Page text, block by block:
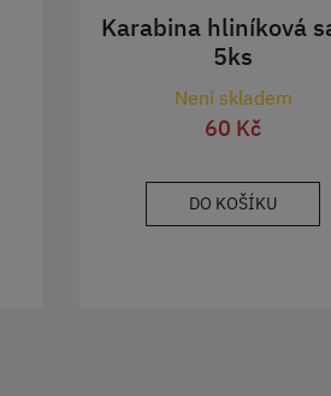
Karabina hliníková
5ks
Není skladem
60 Kč
DO KOŠÍKU